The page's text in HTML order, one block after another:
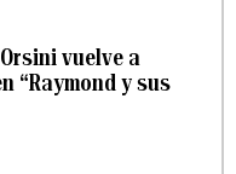
vuelve a
“Raymond y sus